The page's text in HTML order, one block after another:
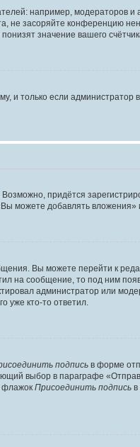
например, модераторов и
не засоряйте конференцию
значение вашего
и только если администратор
придётся
можете добавлять вложения»
Вы можете перейти к
на сообщение, то под ним
администратор или
уже кто-то ответил.
подпись в форме
выбор в параграфе
флажок Присоединить подпись в